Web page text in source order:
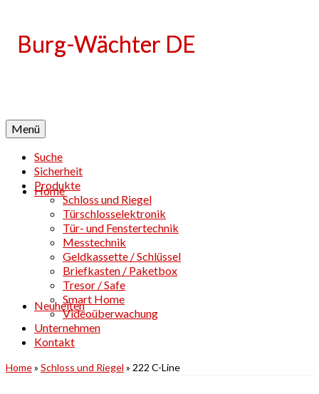
Home
Neuheiten
Menü
Suche
Sicherheit
Produkte
Schloss und Riegel
Türschlosselektronik
Tür- und Fenstertechnik
Messtechnik
Geldkassette / Schlüssel
Briefkasten / Paketbox
Tresor / Safe
Smart Home
Videoüberwachung
Unternehmen
Kontakt
Home» Schloss und Riegel » 222 C-Line